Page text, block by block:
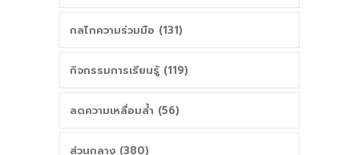
กลไกความร่วมมือ (131)
กิจกรรมการเรียนรู้ (119)
ลดความเหลื่อมล้ำ (56)
ส่วนกลาง (380)